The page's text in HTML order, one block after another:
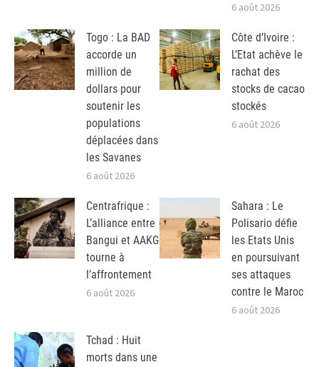
6 août 2026
Togo : La BAD
accorde un
million de
dollars pour
soutenir les
populations
déplacées dans
les Savanes
6 août 2026
Côte d’Ivoire :
L’Etat achève le
rachat des
stocks de cacao
stockés
6 août 2026
Centrafrique :
L’alliance entre
Bangui et AAKG
tourne à
l’affrontement
6 août 2026
Sahara : Le
Polisario défie
les Etats Unis
en poursuivant
ses attaques
contre le Maroc
6 août 2026
Tchad : Huit
morts dans une